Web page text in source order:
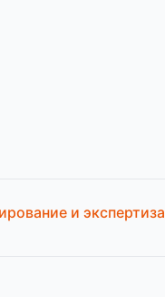
и экспертиза